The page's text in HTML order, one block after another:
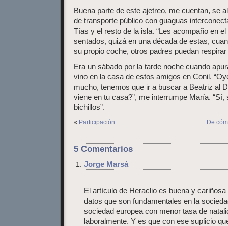
Buena parte de este ajetreo, me cuentan, se
de transporte público con guaguas
Tías y el resto de la isla. “Les acompaño en
sentados, quizá en una década de estas,
su propio coche, otros padres puedan respirar
Era un sábado por la tarde noche cuando
vino en la casa de estos amigos en Conil.
mucho, tenemos que ir a buscar a Beatriz al
viene en tu casa?”, me interrumpe María.
bichillos”.
« Participación De
5 Comentarios
Jorge Marsá
El artículo de Heraclio es buena y
datos que son fundamentales en la
sociedad europea con menor tasa de
laboralmente. Y es que con ese suplicio